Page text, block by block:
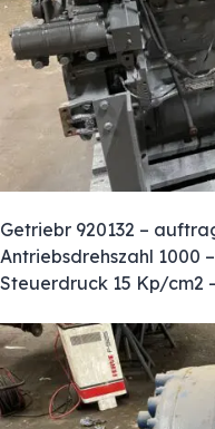
Getriebr 920132 –
Antriebsdrehszahl 1000
Steuerdruck 15 Kp/cm2